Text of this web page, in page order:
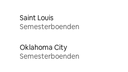
Saint Louis
Semesterboenden
Oklahoma City
Semesterboenden